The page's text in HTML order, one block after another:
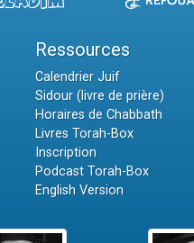
Ressources
Calendrier Juif
Sidour (livre de prière)
Horaires de Chabbath
Livres Torah-Box
Inscription
Podcast Torah-Box
English Version